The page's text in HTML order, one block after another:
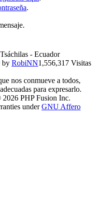
.
- Ecuador
by RobiNN1,556,317 Visitas
nos conmueve a todos,
para expresarlo.
PHP Fusion Inc.
underGNU Affero